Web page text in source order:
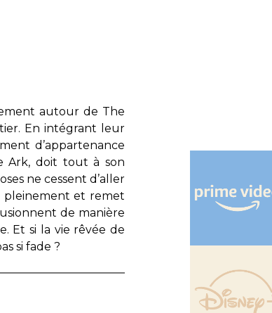
autour de The
En intégrant leur
d’appartenance
Ark, doit tout à son
ne cessent d’aller
pleinement et remet
de manière
Et si la vie rêvée de
si fade ?